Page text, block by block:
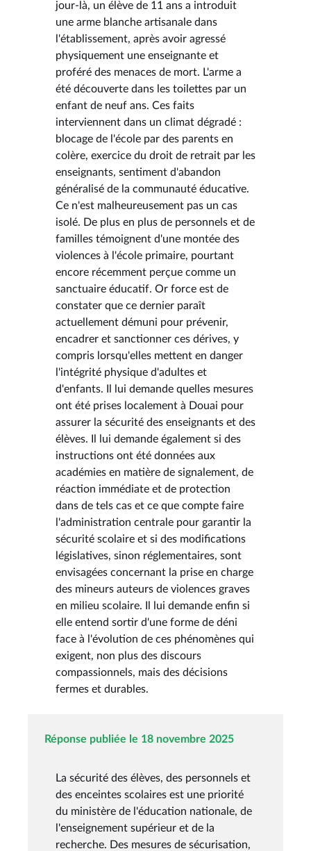
jour-là, un élève de 11 ans a introduit
une arme blanche artisanale dans
l'établissement, après avoir agressé
physiquement une enseignante et
proféré des menaces de mort. L'arme a
été découverte dans les toilettes par un
enfant de neuf ans. Ces faits
interviennent dans un climat dégradé :
blocage de l'école par des parents en
colère, exercice du droit de retrait par les
enseignants, sentiment d'abandon
généralisé de la communauté éducative.
Ce n'est malheureusement pas un cas
isolé. De plus en plus de personnels et de
familles témoignent d'une montée des
violences à l'école primaire, pourtant
encore récemment perçue comme un
sanctuaire éducatif. Or force est de
constater que ce dernier paraît
actuellement démuni pour prévenir,
encadrer et sanctionner ces dérives, y
compris lorsqu'elles mettent en danger
l'intégrité physique d'adultes et
d'enfants. Il lui demande quelles mesures
ont été prises localement à Douai pour
assurer la sécurité des enseignants et des
élèves. Il lui demande également si des
instructions ont été données aux
académies en matière de signalement, de
réaction immédiate et de protection
dans de tels cas et ce que compte faire
l'administration centrale pour garantir la
sécurité scolaire et si des modifications
législatives, sinon réglementaires, sont
envisagées concernant la prise en charge
des mineurs auteurs de violences graves
en milieu scolaire. Il lui demande enfin si
elle entend sortir d'une forme de déni
face à l'évolution de ces phénomènes qui
exigent, non plus des discours
compassionnels, mais des décisions
fermes et durables.
Réponse publiée le 18 novembre 2025
La sécurité des élèves, des personnels et
des enceintes scolaires est une priorité
du ministère de l'éducation nationale, de
l'enseignement supérieur et de la
recherche. Des mesures de sécurisation,